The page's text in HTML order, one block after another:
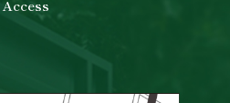
Access